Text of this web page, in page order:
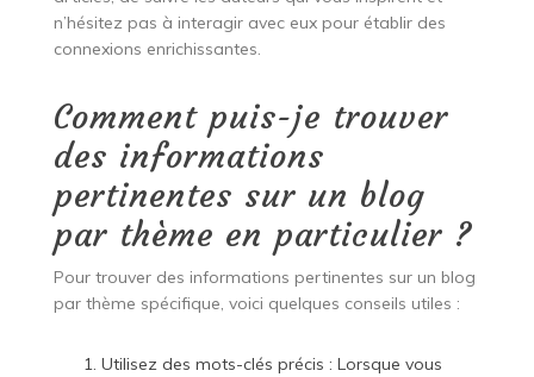
n’hésitez pas à interagir avec eux pour établir des
connexions enrichissantes.
Comment puis-je trouver
des informations
pertinentes sur un blog
par thème en particulier ?
Pour trouver des informations pertinentes sur un blog
par thème spécifique, voici quelques conseils utiles :
Utilisez des mots-clés précis : Lorsque vous